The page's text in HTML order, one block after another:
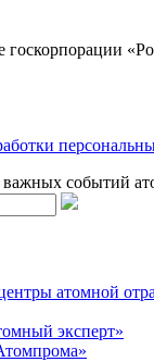
госкорпорации
важных событий
атомной
эксперт»